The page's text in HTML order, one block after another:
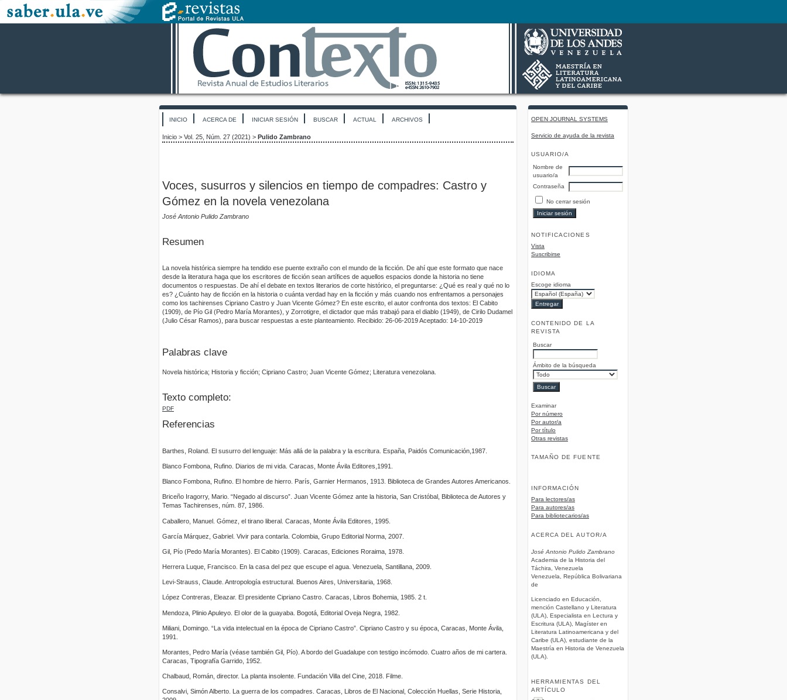
OPEN JOURNAL SYSTEMS
Servicio de ayuda de la revista
USUARIO/A
Nombre de
usuario/a
Contraseña
No cerrar sesión
NOTIFICACIONES
Vista
Suscribirse
IDIOMA
Escoge idioma
CONTENIDO DE LA
REVISTA
Buscar
Ámbito de la búsqueda
Examinar
Por número
Por autor/a
Por título
Otras revistas
TAMAÑO DE FUENTE
INFORMACIÓN
Para lectores/as
Para autores/as
Para bibliotecarios/as
ACERCA DEL AUTOR/A
José Antonio Pulido Zambrano
Academia de la Historia del
Táchira, Venezuela
Venezuela, República Bolivariana
de
Licenciado en Educación,
mención Castellano y Literatura
(ULA), Especialista en Lectura y
Escritura (ULA), Magíster en
Literatura Latinoamericana y del
Caribe (ULA), estudiante de la
Maestría en Historia de Venezuela
(ULA).
HERRAMIENTAS DEL
ARTÍCULO
INICIO ACERCA DE INICIAR SESIÓN BUSCAR ACTUAL ARCHIVOS
Inicio > Vol. 25, Núm. 27 (2021) > Pulido Zambrano
Voces, susurros y silencios en tiempo de compadres: Castro y
Gómez en la novela venezolana
José Antonio Pulido Zambrano
Resumen
La novela histórica siempre ha tendido ese puente extraño con el mundo de la ficción. De ahí que este formato que nace
desde la literatura haga que los escritores de ficción sean artífices de aquellos espacios donde la historia no tiene
documentos o respuestas. De ahí el debate en textos literarios de corte histórico, el preguntarse: ¿Qué es real y qué no lo
es? ¿Cuánto hay de ficción en la historia o cuánta verdad hay en la ficción y más cuando nos enfrentamos a personajes
como los tachirenses Cipriano Castro y Juan Vicente Gómez? En este escrito, el autor confronta dos textos: El Cabito
(1909), de Pío Gil (Pedro María Morantes), y Zorrotigre, el dictador que más trabajó para el diablo (1949), de Cirilo Dudamel
(Julio César Ramos), para buscar respuestas a este planteamiento. Recibido: 26-06-2019 Aceptado: 14-10-2019
Palabras clave
Novela histórica; Historia y ficción; Cipriano Castro; Juan Vicente Gómez; Literatura venezolana.
Texto completo:
PDF
Referencias
Barthes, Roland. El susurro del lenguaje: Más allá de la palabra y la escritura. España, Paidós Comunicación,1987.
Blanco Fombona, Rufino. Diarios de mi vida. Caracas, Monte Ávila Editores,1991.
Blanco Fombona, Rufino. El hombre de hierro. París, Garnier Hermanos, 1913. Biblioteca de Grandes Autores Americanos.
Briceño Iragorry, Mario. “Negado al discurso”. Juan Vicente Gómez ante la historia, San Cristóbal, Biblioteca de Autores y
Temas Tachirenses, núm. 87, 1986.
Caballero, Manuel. Gómez, el tirano liberal. Caracas, Monte Ávila Editores, 1995.
García Márquez, Gabriel. Vivir para contarla. Colombia, Grupo Editorial Norma, 2007.
Gil, Pío (Pedo María Morantes). El Cabito (1909). Caracas, Ediciones Roraima, 1978.
Herrera Luque, Francisco. En la casa del pez que escupe el agua. Venezuela, Santillana, 2009.
Levi-Strauss, Claude. Antropología estructural. Buenos Aires, Universitaria, 1968.
López Contreras, Eleazar. El presidente Cipriano Castro. Caracas, Libros Bohemia, 1985. 2 t.
Mendoza, Plinio Apuleyo. El olor de la guayaba. Bogotá, Editorial Oveja Negra, 1982.
Miliani, Domingo. “La vida intelectual en la época de Cipriano Castro”. Cipriano Castro y su época, Caracas, Monte Ávila,
1991.
Morantes, Pedro María (véase también Gil, Pío). A bordo del Guadalupe con testigo incómodo. Cuatro años de mi cartera.
Caracas, Tipografía Garrido, 1952.
Chalbaud, Román, director. La planta insolente. Fundación Villa del Cine, 2018. Filme.
Consalvi, Simón Alberto. La guerra de los compadres. Caracas, Libros de El Nacional, Colección Huellas, Serie Historia,